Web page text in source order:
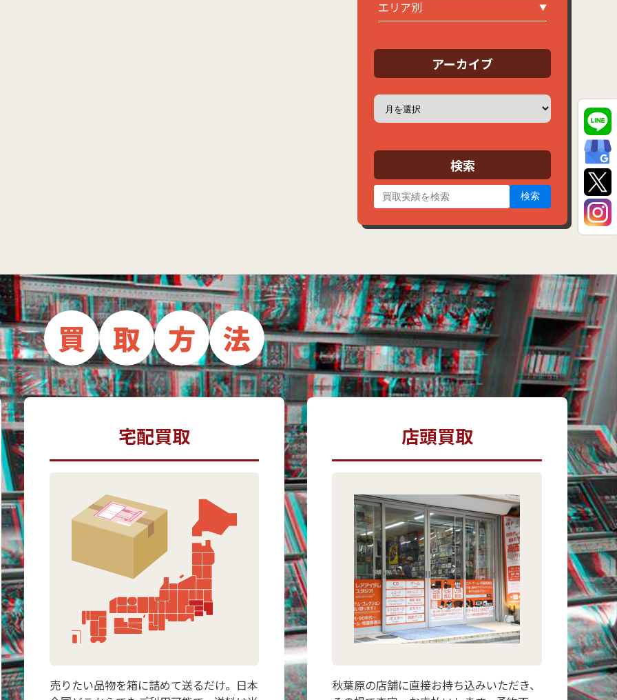
エリア別
アーカイブ
ア
カ
ブ
検索
検索
買 取 方 法
宅配買取
売りたい品物を箱に詰めて送るだけ。日本
店頭買取
秋葉原の店舗に直接お持ち込みいただき、